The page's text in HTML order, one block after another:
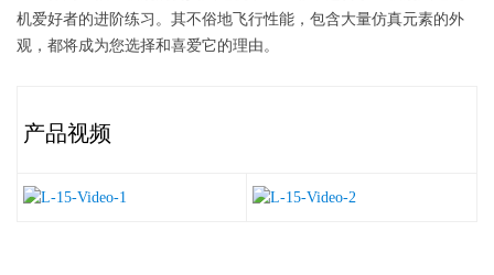
机爱好者的进阶练习。其不俗地飞行性能，包含大量仿真元素的外
观，都将成为您选择和喜爱它的理由。
产品视频